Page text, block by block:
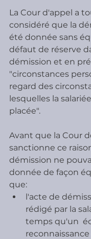
La Cour d'appel a
considéré que la
été donnée sans
défaut de réserve
démission et en
"circonstances
regard des
lesquelles la
placée".
Avant que la Cour
sanctionne ce
démission ne
donnée de façon
que:
l'acte de
rédigé par la
temps qu'un